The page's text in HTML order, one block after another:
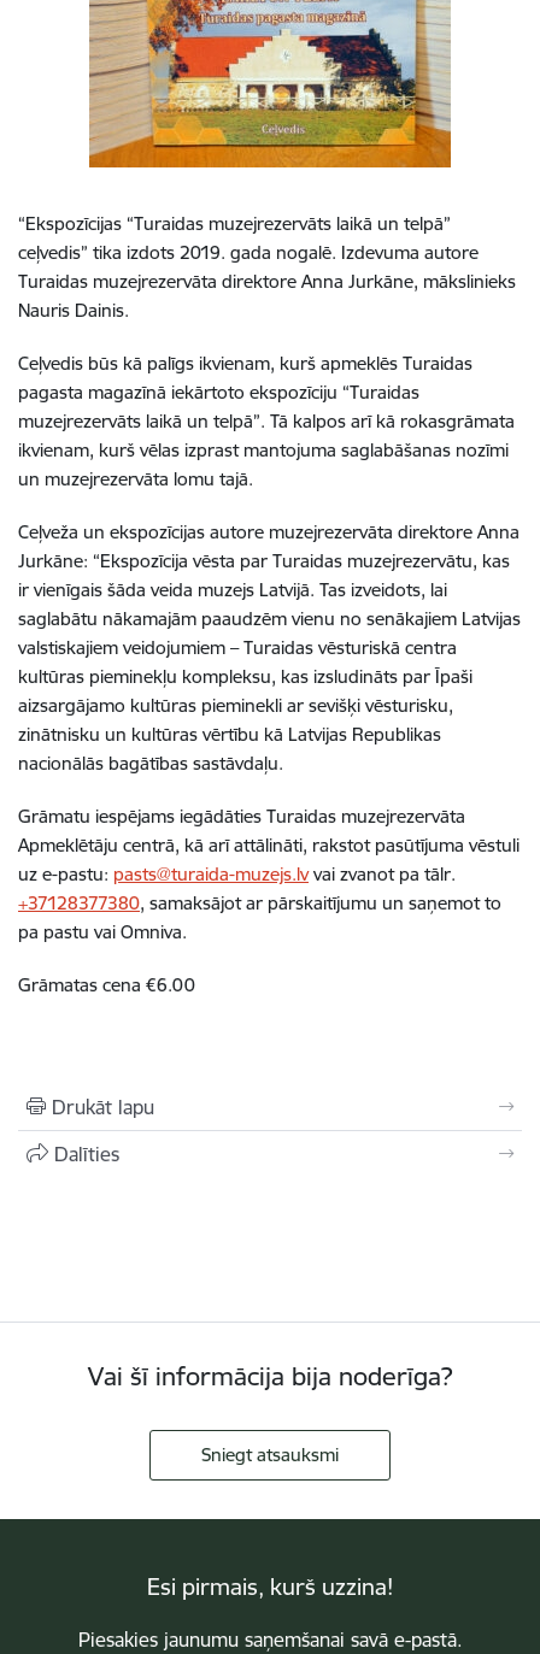
“Ekspozīcijas “Turaidas muzejrezervāts laikā un telpā”
ceļvedis” tika izdots 2019. gada nogalē. Izdevuma autore
Turaidas muzejrezervāta direktore Anna Jurkāne, mākslinieks
Nauris Dainis.
Ceļvedis būs kā palīgs ikvienam, kurš apmeklēs Turaidas
pagasta magazīnā iekārtoto ekspozīciju “Turaidas
muzejrezervāts laikā un telpā”. Tā kalpos arī kā rokasgrāmata
ikvienam, kurš vēlas izprast mantojuma saglabāšanas nozīmi
un muzejrezervāta lomu tajā.
Ceļveža un ekspozīcijas autore muzejrezervāta direktore Anna
Jurkāne: “Ekspozīcija vēsta par Turaidas muzejrezervātu, kas
ir vienīgais šāda veida muzejs Latvijā. Tas izveidots, lai
saglabātu nākamajām paaudzēm vienu no senākajiem Latvijas
valstiskajiem veidojumiem – Turaidas vēsturiskā centra
kultūras pieminekļu kompleksu, kas izsludināts par Īpaši
aizsargājamo kultūras pieminekli ar sevišķi vēsturisku,
zinātnisku un kultūras vērtību kā Latvijas Republikas
nacionālās bagātības sastāvdaļu.
Grāmatu iespējams iegādāties Turaidas muzejrezervāta
Apmeklētāju centrā, kā arī attālināti, rakstot pasūtījuma vēstuli
uz e-pastu: pasts@turaida-muzejs.lvvai zvanot pa tālr.
+37128377380, samaksājot ar pārskaitījumu un saņemot to
pa pastu vai Omniva.
Grāmatas cena €6.00
Drukāt lapu
Dalīties
Vai šī informācija bija noderīga?
Sniegt atsauksmi
Esi pirmais, kurš uzzina!
Piesakies jaunumu saņemšanai savā e-pastā.